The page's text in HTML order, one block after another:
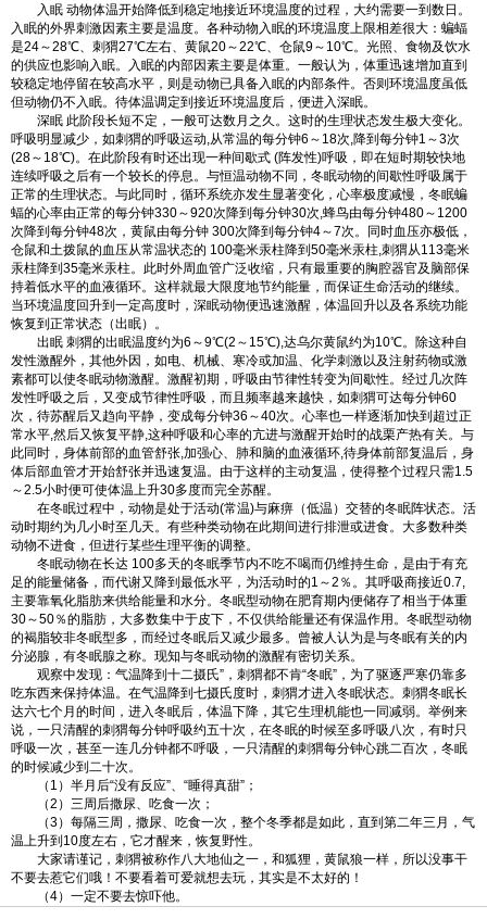
入眠 动物体温开始降低到稳定地接近环境温度的过程，大约需要一到数日。
入眠的外界刺激因素主要是温度。各种动物入眠的环境温度上限相差很大：蝙蝠
是24～28℃、刺猬27℃左右、黄鼠20～22℃、仓鼠9～10℃。光照、食物及饮水
的供应也影响入眠。入眠的内部因素主要是体重。一般认为，体重迅速增加直到
较稳定地停留在较高水平，则是动物已具备入眠的内部条件。否则环境温度虽低
但动物仍不入眠。待体温调定到接近环境温度后，便进入深眠。
深眠 此阶段长短不定，一般可达数月之久。这时的生理状态发生极大变化。
呼吸明显减少，如刺猬的呼吸运动,从常温的每分钟6～18次,降到每分钟1～3次
(28～18℃)。在此阶段有时还出现一种间歇式 (阵发性)呼吸，即在短时期较快地
连续呼吸之后有一个较长的停息。与恒温动物不同，冬眠动物的间歇性呼吸属于
正常的生理状态。与此同时，循环系统亦发生显著变化，心率极度减慢，冬眠蝙
蝠的心率由正常的每分钟330～920次降到每分钟30次,蜂鸟由每分钟480～1200
次降到每分钟48次，黄鼠由每分钟 300次降到每分钟4～7次。同时血压亦极低，
仓鼠和土拨鼠的血压从常温状态的 100毫米汞柱降到50毫米汞柱,刺猬从113毫米
汞柱降到35毫米汞柱。此时外周血管广泛收缩，只有最重要的胸腔器官及脑部保
持着低水平的血液循环。这样就最大限度地节约能量，而保证生命活动的继续。
当环境温度回升到一定高度时，深眠动物便迅速激醒，体温回升以及各系统功能
恢复到正常状态（出眠）。
出眠 刺猬的出眠温度约为6～9℃(2～15℃),达乌尔黄鼠约为10℃。除这种自
发性激醒外，其他外因，如电、机械、寒冷或加温、化学刺激以及注射药物或激
素都可以使冬眠动物激醒。激醒初期，呼吸由节律性转变为间歇性。经过几次阵
发性呼吸之后，又变成节律性呼吸，而且频率越来越快，如刺猬可达每分钟60
次，待苏醒后又趋向平静，变成每分钟36～40次。心率也一样逐渐加快到超过正
常水平,然后又恢复平静,这种呼吸和心率的亢进与激醒开始时的战栗产热有关。与
此同时，身体前部的血管舒张,加强心、肺和脑的血液循环,待身体前部复温后，身
体后部血管才开始舒张并迅速复温。由于这样的主动复温，使得整个过程只需1.5
～2.5小时便可使体温上升30多度而完全苏醒。
在冬眠过程中，动物是处于活动(常温)与麻痹（低温）交替的冬眠阵状态。活
动时期约为几小时至几天。有些种类动物在此期间进行排泄或进食。大多数种类
动物不进食，但进行某些生理平衡的调整。
冬眠动物在长达 100多天的冬眠季节内不吃不喝而仍维持生命，是由于有充
足的能量储备，而代谢又降到最低水平，为活动时的1～2％。其呼吸商接近0.7,
主要靠氧化脂肪来供给能量和水分。冬眠型动物在肥育期内便储存了相当于体重
30～50％的脂肪，大多数集中于皮下，不仅供给能量还有保温作用。冬眠型动物
的褐脂较非冬眠型多，而经过冬眠后又减少最多。曾被人认为是与冬眠有关的内
分泌腺，有冬眠腺之称。现知与冬眠动物的激醒有密切关系。
观察中发现：气温降到十二摄氏”，刺猬都不肯“冬眠”，为了驱逐严寒仍靠多
吃东西来保持体温。在气温降到七摄氏度时，刺猬才进入冬眠状态。刺猬冬眠长
达六七个月的时间，进入冬眠后，体温下降，其它生理机能也一同减弱。举例来
说，一只清醒的刺猬每分钟呼吸约五十次，在冬眠的时候至多呼吸八次，有时只
呼吸一次，甚至一连几分钟都不呼吸，一只清醒的刺猬每分钟心跳二百次，冬眠
的时候减少到二十次。
（1）半月后“没有反应”、“睡得真甜”；
（2）三周后撒尿、吃食一次；
（3）每隔三周，撒尿、吃食一次，整个冬季都是如此，直到第二年三月，气
温上升到10度左右，它才醒来，恢复野性。
大家请谨记，刺猬被称作八大地仙之一，和狐狸，黄鼠狼一样，所以没事干
不要去惹它们哦！不要看着可爱就想去玩，其实是不太好的！
（4）一定不要去惊吓他。